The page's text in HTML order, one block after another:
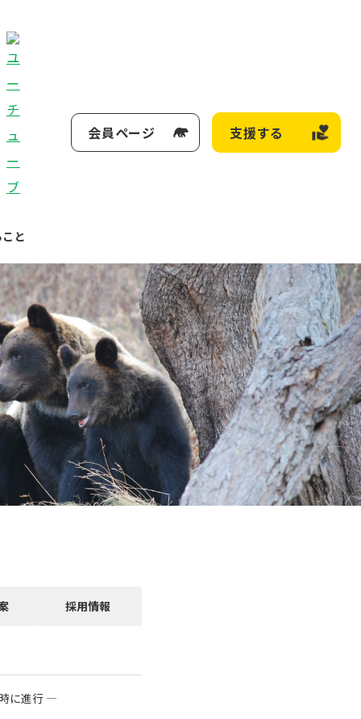
と
会員ページ 支援する
採用情報
に進行 ―